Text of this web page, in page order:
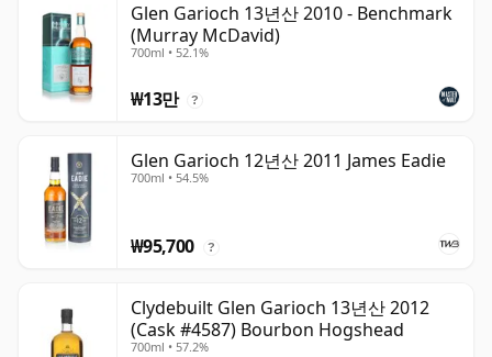
Glen Garioch 13년산 2010 - Benchmark
(Murray McDavid)
700ml • 52.1%
₩13만 ?
Glen Garioch 12년산 2011 James Eadie
700ml • 54.5%
₩95,700 ?
Clydebuilt Glen Garioch 13년산 2012
(Cask #4587) Bourbon Hogshead
700ml • 57.2%